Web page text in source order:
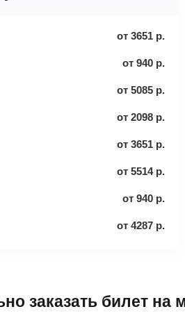
от 3651 р.
от 940 р.
от 5085 р.
от 2098 р.
от 3651 р.
от 5514 р.
от 940 р.
от 4287 р.
заказать билет